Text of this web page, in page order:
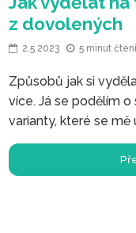
2.5.2023 5 minut
Způsobů jak si
více. Já se podělím
varianty, které se
mě vydělaly i